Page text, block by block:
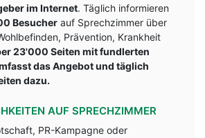
im Internet. Täglich informieren
Besucher auf Sprechzimmer über
Prävention, Krankheit
23'000 Seiten mit fundlerten
das Angebot und täglich
dazu.
AUF SPRECHZIMMER
PR-Kampagne oder